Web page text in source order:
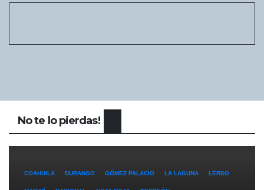
No te lo pierdas!
COAHUILA DURANGO GÓMEZ PALACIO LA LAGUNA LERDO